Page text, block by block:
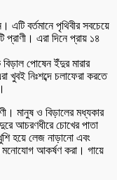
এটি বর্তমানে পৃথিবীর সবচেয়ে
এরা দিনে প্রায় ১৪
পোষেন ইঁদুর মারার
খুবই নিঃশব্দে চলাফেরা করতে
মানুষ ও বিড়ালের মধ্যকার
আচরণধীরে চোখের পাতা
হয়ে লেজ নাড়ানো এবং
আকর্ষণ করা। গায়ে